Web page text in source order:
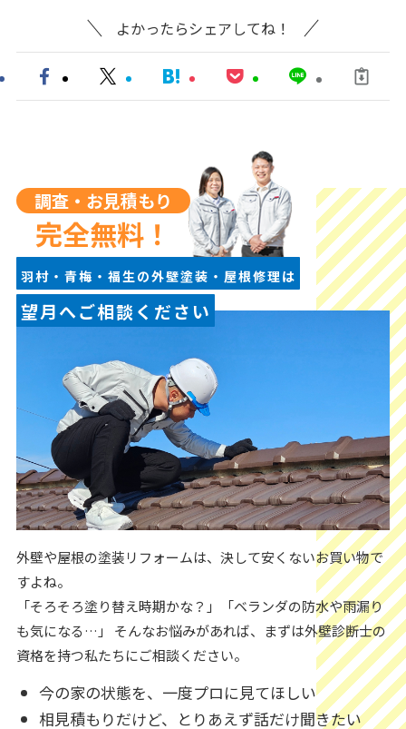
よかったらシェアしてね！
調査・お見積もり
完全無料！
羽村・青梅・福生の外壁塗装・屋根修理は
望月へご相談ください
外壁や屋根の塗装リフォームは、決して安くないお買い物で
すよね。
「そろそろ塗り替え時期かな？」「ベランダの防水や雨漏り
も気になる…」 そんなお悩みがあれば、まずは外壁診断士の
資格を持つ私たちにご相談ください。
今の家の状態を、一度プロに見てほしい
相見積もりだけど、とりあえず話だけ聞きたい